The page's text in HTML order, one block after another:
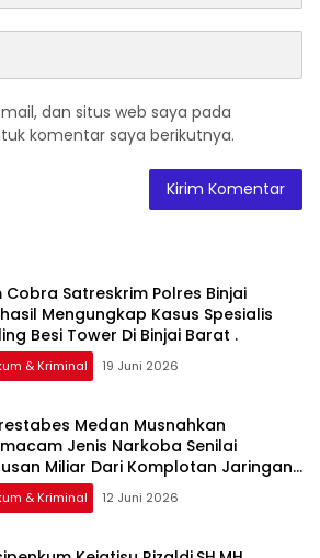
dan situs web saya pada
komentar saya berikutnya.
Cobra Satreskrim Polres Binjai
Mengungkap Kasus Spesialis
Besi Tower Di Binjai Barat .
& Kriminal 19 Juni 2026
Medan Musnahkan
Jenis Narkoba Senilai
Miliar Dari Komplotan Jaringan
& Kriminal 12 Juni 2026